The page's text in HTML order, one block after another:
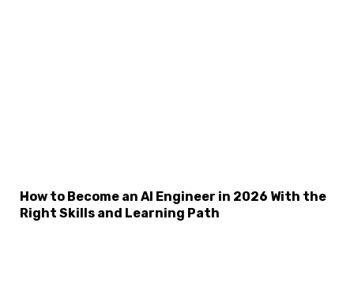
How to Become an AI Engineer in 2026 With the
Right Skills and Learning Path